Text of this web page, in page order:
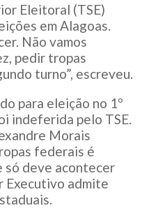
Eleitoral (TSE)
em Alagoas.
Não vamos
pedir tropas
turno”, escreveu.
para eleição no 1º
indeferida pelo TSE.
Morais
federais é
só deve acontecer
Executivo admite